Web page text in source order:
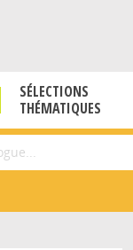
SÉLECTIONS
THÉMATIQUES